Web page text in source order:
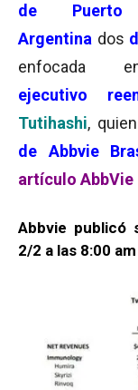
de Puerto
Argentina dos
enfocada
ejecutivo
Tutihashi,
de Abbvie
artículo AbbVie
Abbvie publicó
2/2 a las 8:00